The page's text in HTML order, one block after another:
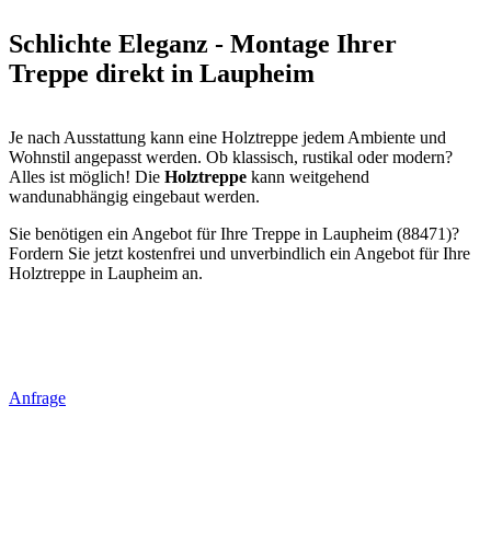
Schlichte Eleganz - Montage Ihrer
Treppe direkt in Laupheim
Je nach Ausstattung kann eine Holztreppe jedem Ambiente und
Wohnstil angepasst werden. Ob klassisch, rustikal oder modern?
Alles ist möglich! Die Holztreppe kann weitgehend
wandunabhängig eingebaut werden.
Sie benötigen ein Angebot für Ihre Treppe in Laupheim (88471)?
Fordern Sie jetzt kostenfrei und unverbindlich ein Angebot für Ihre
Holztreppe in Laupheim an.
Anfrage